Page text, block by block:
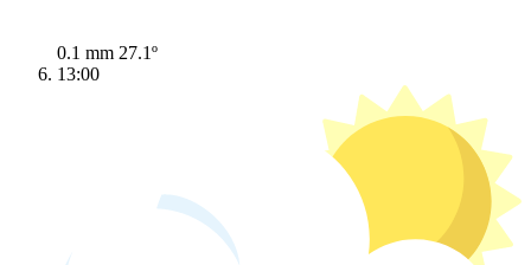
0.1 mm 27.1º
13:00